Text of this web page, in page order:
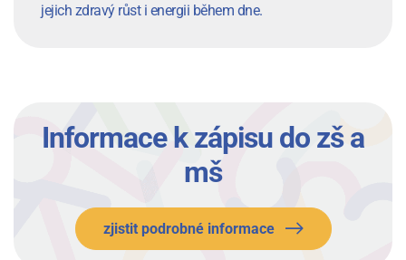
jejich zdravý růst i energii během dne.
Informace k zápisu do zš a
mš
zjistit podrobné informace